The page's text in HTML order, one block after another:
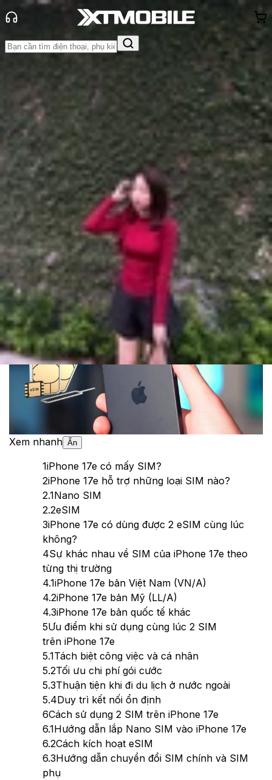
Tin tức
Hỏi đáp
Tin Mới
Đánh Giá - Trên Tay So Sánh Tư vấn
Khuyến
mãiThủ thuật Hỏi đáp App - Game Thông báo
Khách
hàng - Sự kiện
iPhone 17e có mấy SIM? Hỗ trợ
eSIM hay SIM vật lý tại Việt Nam?
Anh Thư
Ngày đăng:
16/03/2026
Cập nhật: 16/03/2026
Theo dõi XTMobile trên
Xem nhanh Ẩn
1iPhone 17e có mấy SIM?
2iPhone 17e hỗ trợ những loại SIM nào?
2.1Nano SIM
2.2eSIM
3iPhone 17e có dùng được 2 eSIM cùng lúc
không?
4Sự khác nhau về SIM của iPhone 17e theo
từng thị trường
4.1iPhone 17e bản Việt Nam (VN/A)
4.2iPhone 17e bản Mỹ (LL/A)
4.3iPhone 17e bản quốc tế khác
5Ưu điểm khi sử dụng cùng lúc 2 SIM
trên iPhone 17e
5.1Tách biệt công việc và cá nhân
5.2Tối ưu chi phí gói cước
5.3Thuận tiện khi đi du lịch ở nước ngoài
5.4Duy trì kết nối ổn định
6Cách sử dụng 2 SIM trên iPhone 17e
6.1Hướng dẫn lắp Nano SIM vào iPhone 17e
6.2Cách kích hoạt eSIM
6.3Hướng dẫn chuyển đổi SIM chính và SIM
phụ